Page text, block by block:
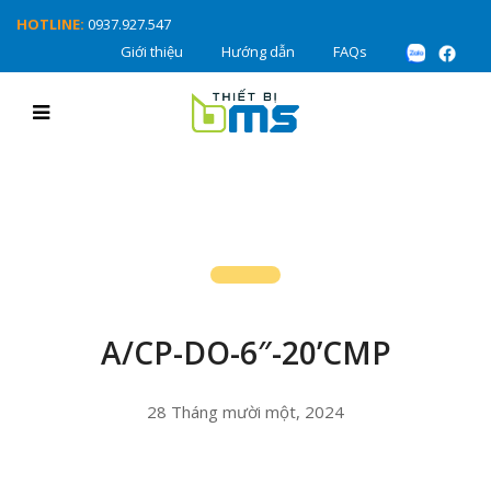
HOTLINE: 0937.927.547
Giới thiệu
Hướng dẫn FAQs
A/CP-DO-6″-20’CMP
28 Tháng mười một, 2024